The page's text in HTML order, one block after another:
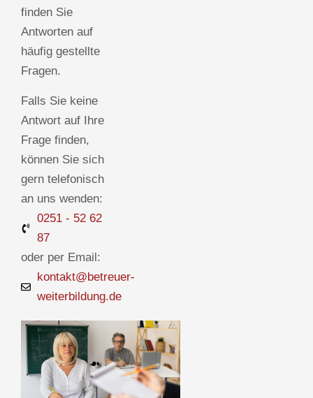
finden Sie
Antworten auf
häufig gestellte
Fragen.
Falls Sie keine
Antwort auf Ihre
Frage finden,
können Sie sich
gern telefonisch
an uns wenden:
0251 - 52 62
87
oder per Email:
kontakt@betreuer-
weiterbildung.de